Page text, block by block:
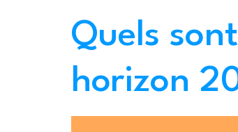
Quels
horizon